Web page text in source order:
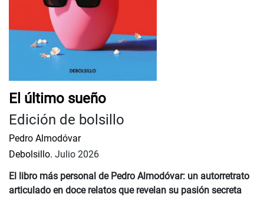
El último sueño
Edición de bolsillo
Pedro Almodóvar
Debolsillo. Julio 2026
El libro más personal de Pedro Almodóvar: un autorretrato
articulado en doce relatos que revelan su pasión secreta